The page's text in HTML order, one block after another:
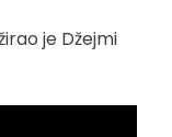
je Džejmi